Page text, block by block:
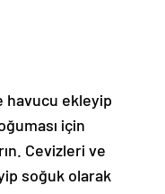
havucu ekleyip
için
Cevizleri ve
soğuk olarak